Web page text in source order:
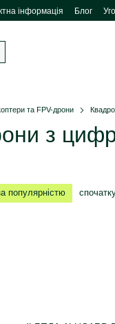
інформація Блог
та FPV-дрони
з
популярністю